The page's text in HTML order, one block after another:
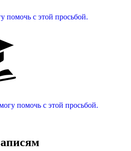
помочь с этой просьбой.
помочь с этой просьбой.